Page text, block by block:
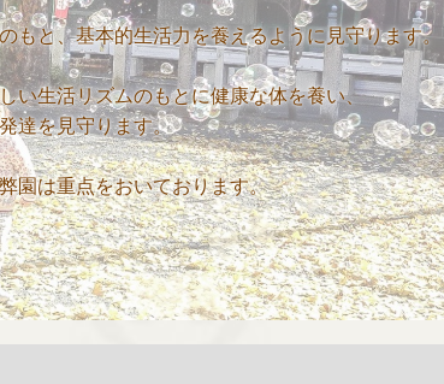
もと、基本的生活力を養えるように見守ります。
い生活リズムのもとに健康な体を養い、
達を見守ります。
園は重点をおいております。